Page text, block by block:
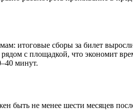
итоговые сборы за билет
рядом с площадкой, что экономит
минут.
быть не менее шести месяцев